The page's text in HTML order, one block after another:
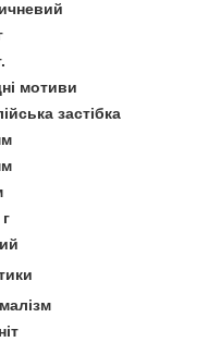
мотиви
застібка